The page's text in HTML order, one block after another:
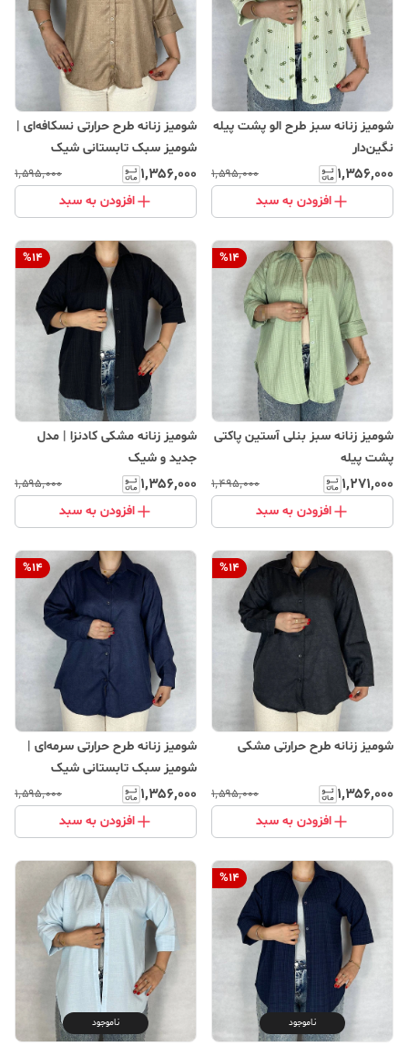
شومیز زنانه سبز طرح الو پشت پیله
نگین‌دار
۱٬۳۵۶٬۰۰۰ ۱٬۵۹۵٬۰۰۰
افزودن به سبد
شومیز زنانه طرح حرارتی نسکافه‌ای |
شومیز سبک تابستانی شیک
۱٬۳۵۶٬۰۰۰ ۱٬۵۹۵٬۰۰۰
افزودن به سبد
%14
شومیز زنانه سبز بنلی آستین پاکتی
پشت پیله
۱٬۲۷۱٬۰۰۰ ۱٬۴۹۵٬۰۰۰
افزودن به سبد
%14
شومیز زنانه مشکی کادنزا | مدل
جدید و شیک
۱٬۳۵۶٬۰۰۰ ۱٬۵۹۵٬۰۰۰
افزودن به سبد
%14
شومیز زنانه طرح حرارتی مشکی
۱٬۳۵۶٬۰۰۰ ۱٬۵۹۵٬۰۰۰
افزودن به سبد
%14
شومیز زنانه طرح حرارتی سرمه‌ای |
شومیز سبک تابستانی شیک
۱٬۳۵۶٬۰۰۰ ۱٬۵۹۵٬۰۰۰
افزودن به سبد
%14
ناموجود ناموجود